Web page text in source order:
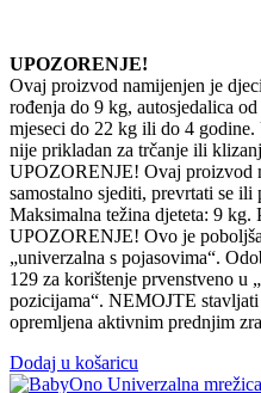
UPOZORENJE!
Ovaj proizvod namijenjen je
rođenja do 9 kg, autosjedalica
mjeseci do 22 kg ili do 4
nije prikladan za trčanje ili
UPOZORENJE! Ovaj proizvod
samostalno sjediti, prevrtati se
Maksimalna težina djeteta: 9 kg.
UPOZORENJE! Ovo je
„univerzalna s pojasovima“.
129 za korištenje prvenstveno u
pozicijama“. NEMOJTE
opremljena aktivnim prednjim
Dodaj u košaricu